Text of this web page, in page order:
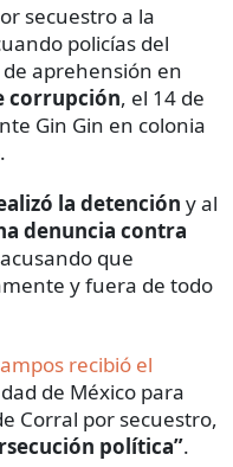
secuestro a la
policías del
aprehensión en
corrupción, el 14 de
Gin Gin en colonia
la detención y al
denuncia contra
que
y fuera de todo
recibió el
de México para
Corral por secuestro,
política”.